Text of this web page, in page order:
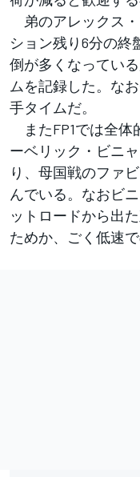
弟のアレックス・
ション残り6分の終
倒が多くなってい
ムを記録した。な
手タイムだ。
またFP1では全体
ーベリック・ビニ
り、母国戦のファ
んでいる。なおビ
ットロードから出
ためか、ごく低速